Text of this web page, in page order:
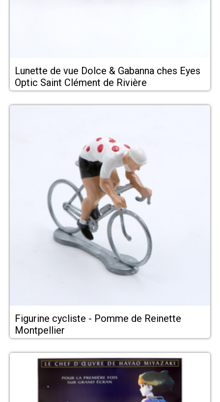
Lunette de vue Dolce & Gabanna ches Eyes
Optic Saint Clément de Rivière
Figurine cycliste - Pomme de Reinette
Montpellier